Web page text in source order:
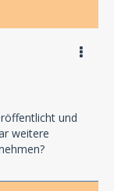
und
weitere